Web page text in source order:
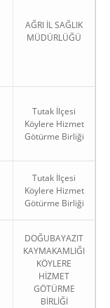
AĞRI İL SAĞLIK
MÜDÜRLÜĞÜ
Tutak İlçesi
Köylere Hizmet
Götürme Birliği
Tutak İlçesi
Köylere Hizmet
Götürme Birliği
DOĞUBAYAZIT
KAYMAKAMLIĞI
KÖYLERE
HİZMET
GÖTÜRME
BİRLİĞİ